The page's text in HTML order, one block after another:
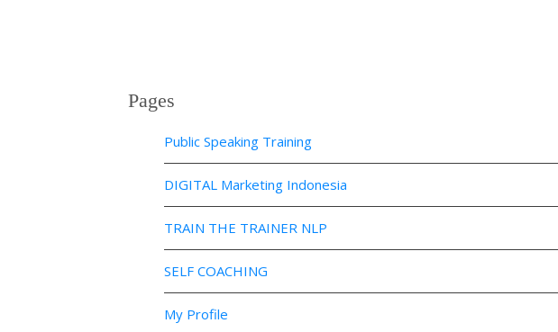
Pages
Public Speaking Training
DIGITAL Marketing Indonesia
TRAIN THE TRAINER NLP
SELF COACHING
My Profile